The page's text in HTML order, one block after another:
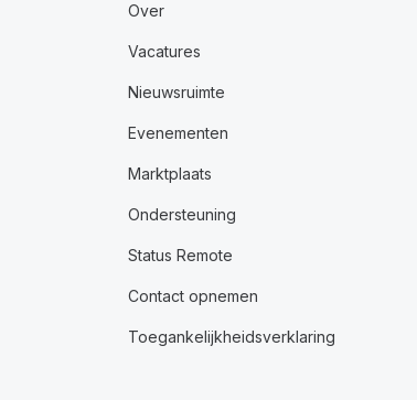
Over
Vacatures
Nieuwsruimte
Evenementen
Marktplaats
Ondersteuning
Status Remote
Contact opnemen
Toegankelijkheidsverklaring